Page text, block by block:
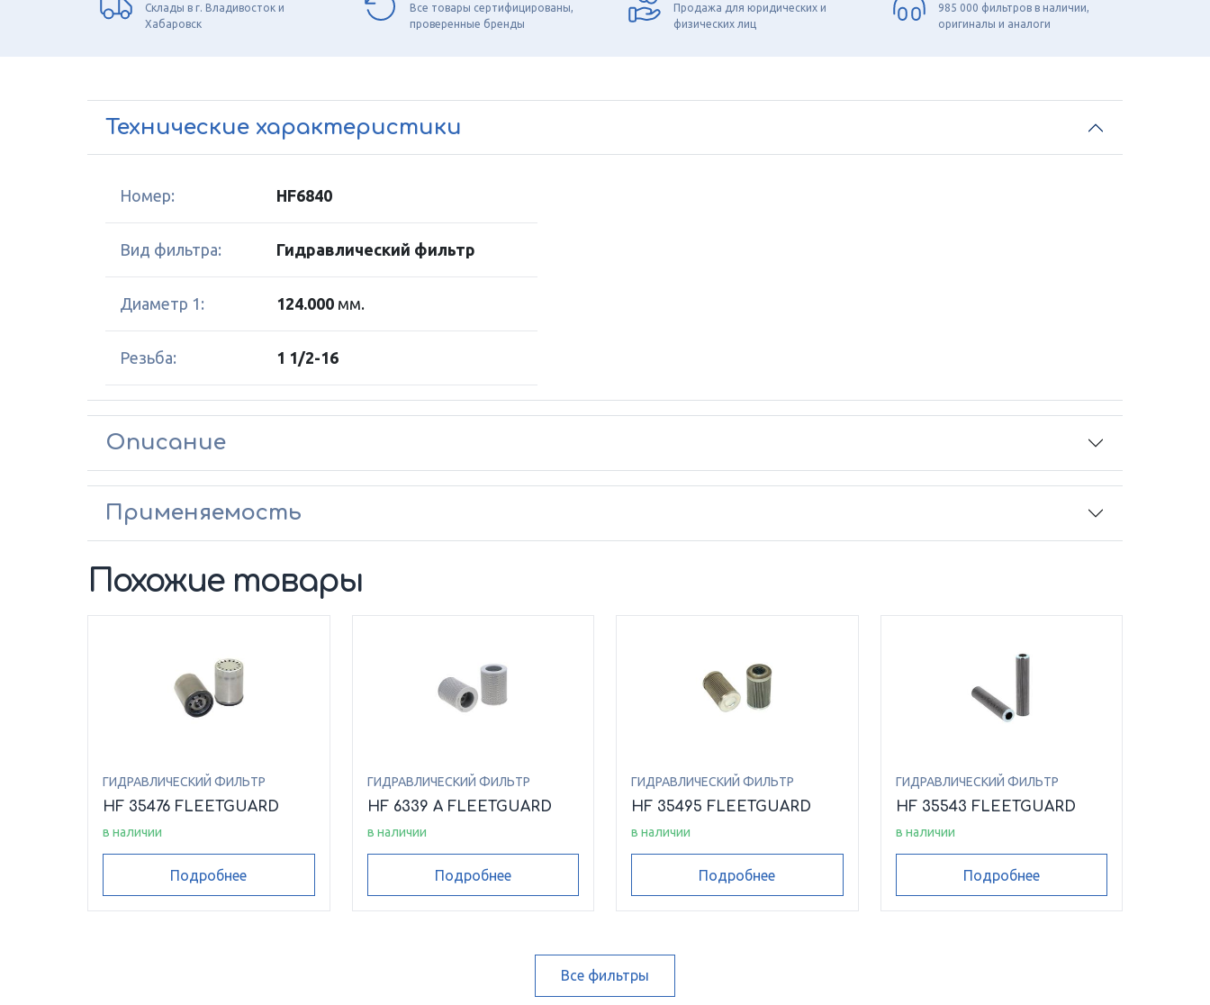
Склады в г. Владивосток и
Хабаровск
Все товары сертифицированы,
проверенные бренды
Продажа для юридических и
физических лиц
985 000 фильтров в наличии,
оригиналы и аналоги
Технические характеристики
Номер: HF6840
Вид фильтра: Гидравлический фильтр
Диаметр 1: 124.000 мм.
Резьба: 1 1/2-16
Описание
Применяемость
Похожие товары
ГИДРАВЛИЧЕСКИЙ ФИЛЬТР
HF 35476 FLEETGUARD
в наличии
Подробнее
ГИДРАВЛИЧЕСКИЙ ФИЛЬТР
HF 6339 A FLEETGUARD
в наличии
Подробнее
ГИДРАВЛИЧЕСКИЙ ФИЛЬТР
HF 35495 FLEETGUARD
в наличии
Подробнее
ГИДРАВЛИЧЕСКИЙ ФИЛЬТР
HF 35543 FLEETGUARD
в наличии
Подробнее
Все фильтры